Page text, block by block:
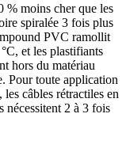
% moins cher que les
spiralée 3 fois plus
PVC ramollit
et les plastifiants
hors du matériau
Pour toute application
câbles rétractiles en
nécessitent 2 à 3 fois